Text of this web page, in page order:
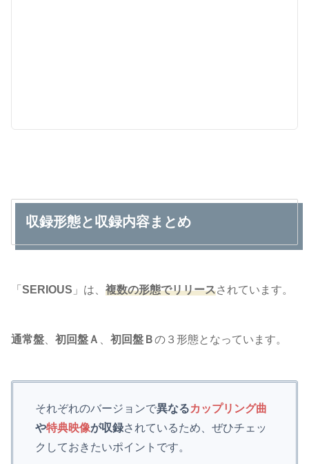
収録形態と収録内容まとめ
「 SERIOUS 」は、 複数の形態でリリースされています。
通常盤、 初回盤Ａ 、 初回盤Ｂの３形態となっています。
それぞれのバージョンで異なるカップリング曲
や特典映像が収録されているため、ぜひチェッ
クしておきたいポイントです。